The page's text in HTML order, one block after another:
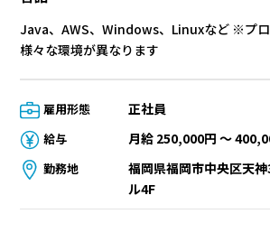
Java、AWS、Windows、Linuxなど ※プロ
様々な環境が異なります
雇用形態 正社員
給与 月給 250,000円 〜
勤務地
福岡県福岡市中央区天
ル4F